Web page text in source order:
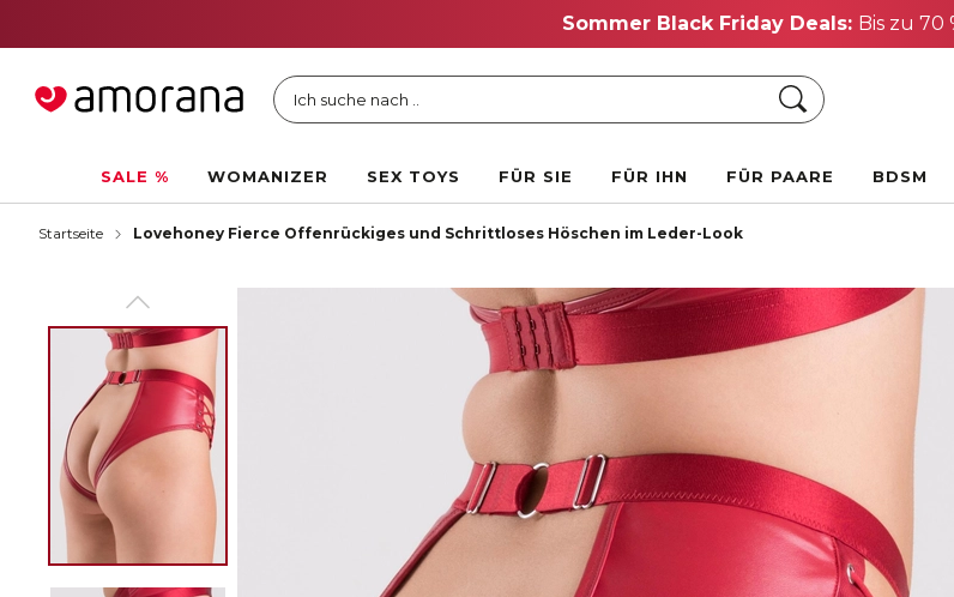
Sommer Black Friday Deals: Bis zu 70
Ich suche nach .. Suche
SALE % WOMANIZER SEX TOYS FÜR SIE FÜR IHN FÜR PAARE BDSM
Startseite Lovehoney Fierce Offenrückiges und Schrittloses Höschen im Leder-Look